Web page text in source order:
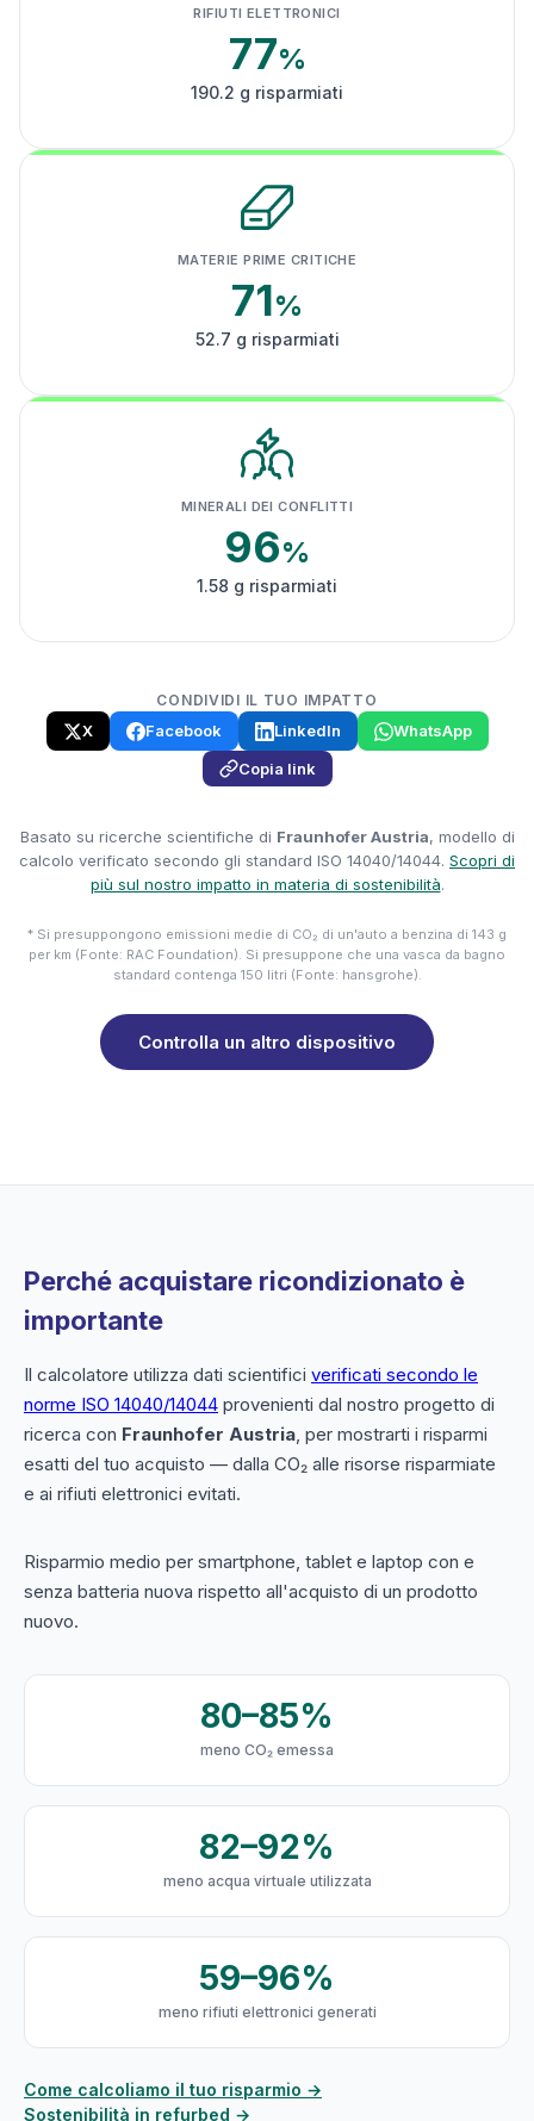
RIFIUTI ELETTRONICI
77%
190.2 g risparmiati
MATERIE PRIME CRITICHE
71%
52.7 g risparmiati
MINERALI DEI CONFLITTI
96%
1.58 g risparmiati
CONDIVIDI IL TUO IMPATTO
X Facebook LinkedIn
WhatsApp
Copia link
Basato su ricerche scientifiche di Fraunhofer Austria, modello di
calcolo verificato secondo gli standard ISO 14040/14044. Scopri di
più sul nostro impatto in materia di sostenibilità.
* Si presuppongono emissioni medie di CO₂ di un'auto a benzina di 143 g
per km (Fonte: RAC Foundation). Si presuppone che una vasca da bagno
standard contenga 150 litri (Fonte: hansgrohe).
Controlla un altro dispositivo
Perché acquistare ricondizionato è
importante
Il calcolatore utilizza dati scientifici verificati secondo le
norme ISO 14040/14044 provenienti dal nostro progetto di
ricerca con Fraunhofer Austria, per mostrarti i risparmi
esatti del tuo acquisto — dalla CO₂ alle risorse risparmiate
e ai rifiuti elettronici evitati.
Risparmio medio per smartphone, tablet e laptop con e
senza batteria nuova rispetto all'acquisto di un prodotto
nuovo.
80–85%
meno CO₂ emessa
82–92%
meno acqua virtuale utilizzata
59–96%
meno rifiuti elettronici generati
Come calcoliamo il tuo risparmio →
Sostenibilità in refurbed →